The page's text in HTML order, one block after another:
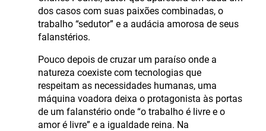
dos casos com suas paixões combinadas, o
trabalho “sedutor” e a audácia amorosa de seus
falanstérios.
Pouco depois de cruzar um paraíso onde a
natureza coexiste com tecnologias que
respeitam as necessidades humanas, uma
máquina voadora deixa o protagonista às portas
de um falanstério onde “o trabalho é livre e o
amor é livre” e a igualdade reina. Na